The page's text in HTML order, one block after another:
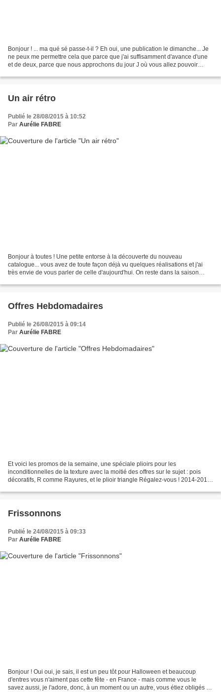
Bonjour ! ... ma qué sé passe-t-il ? Eh oui, une publication le dimanche... Je
ne peux me permettre cela que parce que j'ai suffisamment d'avance d'une
et de deux, parce que nous approchons du jour J où vous allez pouvoir
Un air rétro
Publié le 28/08/2015 à 10:52
Par Aurélie FABRE
Bonjour à toutes ! Une petite entorse à la découverte du nouveau
catalogue... vous avez de toute façon déjà vu quelques réalisations et j'ai
très envie de vous parler de celle d'aujourd'hui. On reste dans la saison
Offres Hebdomadaires
Publié le 26/08/2015 à 09:14
Par Aurélie FABRE
Et voici les promos de la semaine, une spéciale plioirs pour les
inconditionnelles de la texture avec la moitié des offres sur le sujet : pois
décoratifs, R comme Rayures, et le plioir triangle Régalez-vous ! 2014-2016
Frissonnons
Publié le 24/08/2015 à 09:33
Par Aurélie FABRE
Bonjour ! Oui oui, je sais, il est un peu tôt pour Halloween et beaucoup
d'entres vous n'aiment pas cette fête - en France - mais comme vous le
savez aussi, je l'adore, donc, à un moment ou un autre, vous étiez obligés de